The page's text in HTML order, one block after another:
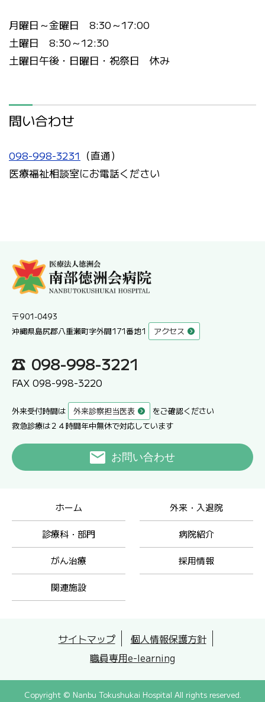
月曜日～金曜日 8:30～17:00
土曜日 8:30～12:30
土曜日午後・日曜日・祝祭日 休み
問い合わせ
098-998-3231 （直通）
医療福祉相談室にお電話ください
〒901-0493
沖縄県島尻郡八重瀬町字外間171番地1
アクセス
098-998-3221
FAX 098-998-3220
外来受付時間は 外来診察担当医表
をご確認ください
救急診療は２４時間年中無休で対応しています
お問い合わせ
ホーム 外来・入退院
診療科・部門 病院紹介
がん治療 採用情報
関連施設
サイトマップ
個人情報保護方針
職員専用e-learning
Copyright © Nanbu Tokushukai Hospital All rights reserved.